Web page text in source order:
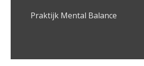
Praktijk Mental Balance